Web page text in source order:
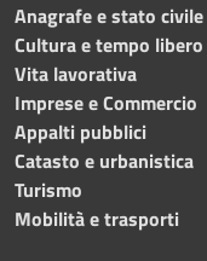
Anagrafe e stato civile
Cultura e tempo libero
Vita lavorativa
Imprese e Commercio
Appalti pubblici
Catasto e urbanistica
Turismo
Mobilità e trasporti